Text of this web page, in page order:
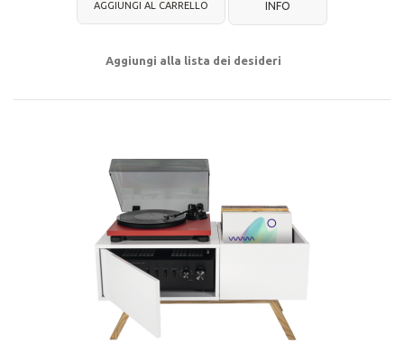
AGGIUNGI AL CARRELLO INFO
Aggiungi alla lista dei desideri